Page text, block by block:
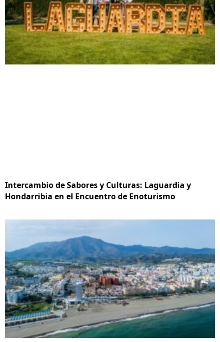
Intercambio de Sabores y Culturas: Laguardia y
Hondarribia en el Encuentro de Enoturismo